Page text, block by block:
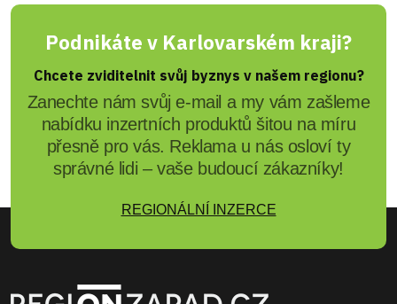
Podnikáte v Karlovarském kraji?
Chcete zviditelnit svůj byznys v našem regionu?
Zanechte nám svůj e-mail a my vám zašleme
nabídku inzertních produktů šitou na míru
přesně pro vás. Reklama u nás osloví ty
správné lidi – vaše budoucí zákazníky!
REGIONÁLNÍ INZERCE